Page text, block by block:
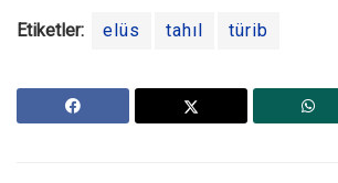
Etiketler: elüs tahıl türib